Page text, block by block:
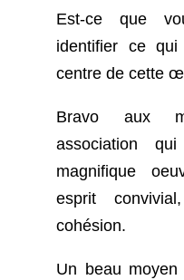
Est-ce que
identifier ce
centre de cette
Bravo aux
association
magnifique
esprit
cohésion.
Un beau moyen